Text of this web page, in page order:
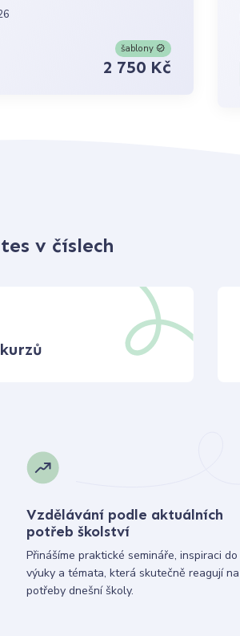
šablony
2 750 Kč
v číslech
Vzdělávání podle aktuálních
potřeb školství
Přinášíme praktické semináře, inspiraci do
výuky a témata, která skutečně reagují na
potřeby dnešní školy.